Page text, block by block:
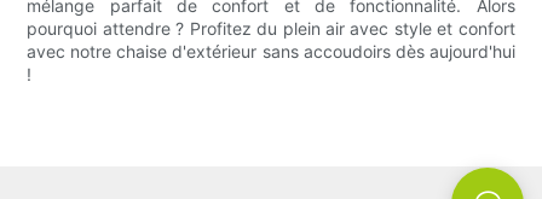
mélange parfait de confort et de fonctionnalité. Alors
pourquoi attendre ? Profitez du plein air avec style et confort
avec notre chaise d'extérieur sans accoudoirs dès aujourd'hui
!